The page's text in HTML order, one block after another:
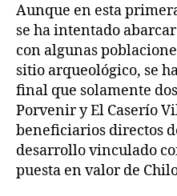
Aunque en esta
se ha intentado
con algunas
sitio arqueológico, se
final que solamente
Porvenir y El Caserío
beneficiarios directos
desarrollo vinculado
puesta en valor de